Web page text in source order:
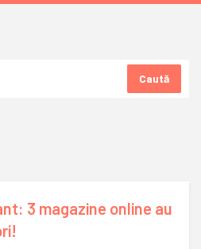
Caută
3 magazine online au